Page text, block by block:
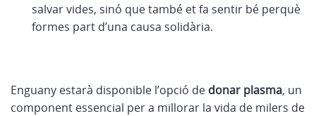
salvar vides, sinó que també et fa sentir bé perquè
formes part d’una causa solidària.
Enguany estarà disponible l’opció de donar plasma, un
component essencial per a millorar la vida de milers de